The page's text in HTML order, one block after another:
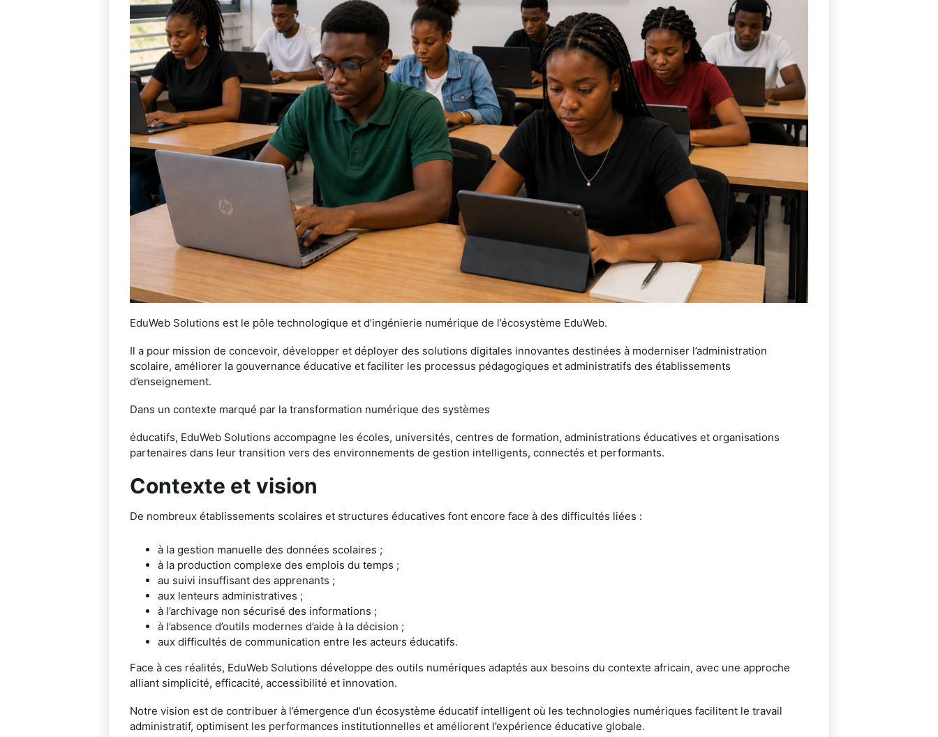
EduWeb⁠ Solutions est le pôle technologique et d’ingénierie numérique de l’écosystème EduWeb.
Il a pour mission de concevoir, développer et déployer des solutions digitales innovantes destinées à moderniser l’administration
scolaire, améliorer la gouvernance éducative et faciliter les processus pédagogiques et administratifs des établissements
d’enseignement.
Dans un contexte marqué par la transformation numérique des systèmes
éducatifs, EduWeb Solutions accompagne les écoles, universités, centres de formation, administrations éducatives et organisations
partenaires dans leur transition vers des environnements de gestion intelligents, connectés et performants.
Contexte et vision
De nombreux établissements scolaires et structures éducatives font encore face à des difficultés liées :
à la gestion manuelle des données scolaires ;
à la production complexe des emplois du temps ;
au suivi insuffisant des apprenants ;
aux lenteurs administratives ;
à l’archivage non sécurisé des informations ;
à l’absence d’outils modernes d’aide à la décision ;
aux difficultés de communication entre les acteurs éducatifs.
Face à ces réalités, EduWeb Solutions développe des outils numériques adaptés aux besoins du contexte africain, avec une approche
alliant simplicité, efficacité, accessibilité et innovation.
Notre vision est de contribuer à l’émergence d’un écosystème éducatif intelligent où les technologies numériques facilitent le travail
administratif, optimisent les performances institutionnelles et améliorent l’expérience éducative globale.